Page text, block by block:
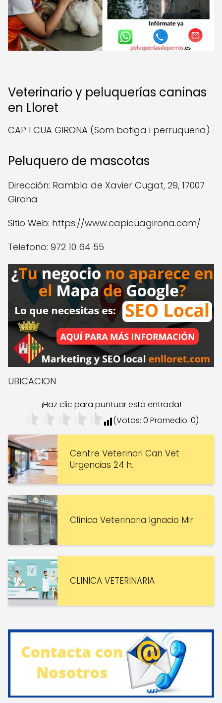
Veterinario y peluquerías caninas
en Lloret
CAP I CUA GIRONA (Som botiga i perruqueria)
Peluquero de mascotas
Dirección: Rambla de Xavier Cugat, 29, 17007
Girona
Sitio Web: https://www.capicuagirona.com/
Telefono: 972 10 64 55
UBICACION
¡Haz clic para puntuar esta entrada!
(Votos: 0 Promedio: 0)
Centre Veterinari Can Vet
Urgencias 24 h.
Clínica Veterinaria Ignacio Mir
CLINICA VETERINARIA